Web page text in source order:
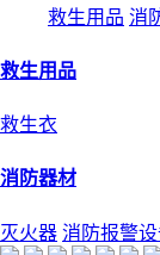
救生用品 消
救生用品
救生衣
消防器材
灭火器 消防报警